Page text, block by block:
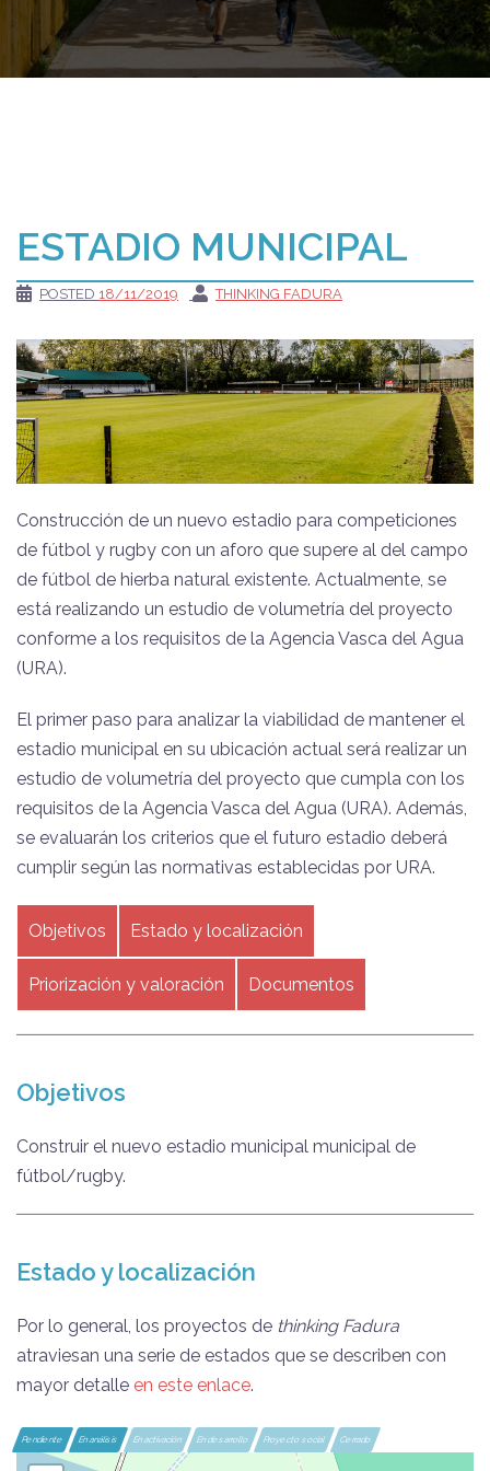
ESTADIO MUNICIPAL
POSTED 18/11/2019 THINKING FADURA
Construcción de un nuevo estadio para competiciones
de fútbol y rugby con un aforo que supere al del campo
de fútbol de hierba natural existente. Actualmente, se
está realizando un estudio de volumetría del proyecto
conforme a los requisitos de la Agencia Vasca del Agua
(URA).
El primer paso para analizar la viabilidad de mantener el
estadio municipal en su ubicación actual será realizar un
estudio de volumetría del proyecto que cumpla con los
requisitos de la Agencia Vasca del Agua (URA). Además,
se evaluarán los criterios que el futuro estadio deberá
cumplir según las normativas establecidas por URA.
Objetivos Estado y localización
Priorización y valoración Documentos
Objetivos
Construir el nuevo estadio municipal municipal de
fútbol/rugby.
Estado y localización
Por lo general, los proyectos de thinking Fadura
atraviesan una serie de estados que se describen con
mayor detalle en este enlace.
Pendiente En análisis En activación En desarrollo Proyecto social Cerrado